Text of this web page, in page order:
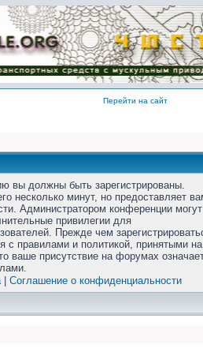
Перейти на сайт
вы должны быть зарегистрированы.
несколько минут, но предоставляет
Администратором конференции
привилегии для
Прежде чем
с правилами и политикой, принятыми на
ваше присутствие на форумах
| Соглашение о конфиденциальности